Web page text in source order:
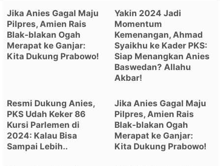
Jika Anies Gagal Maju
Pilpres, Amien Rais
Blak-blakan Ogah
Merapat ke Ganjar:
Kita Dukung Prabowo!
Yakin 2024 Jadi
Momentum
Kemenangan, Ahmad
Syaikhu ke Kader PKS:
Siap Menangkan Anies
Baswedan? Allahu
Akbar!
Resmi Dukung Anies,
PKS Udah Keker 86
Kursi Parlemen di
2024: Kalau Bisa
Sampai Lebih..
Jika Anies Gagal Maju
Pilpres, Amien Rais
Blak-blakan Ogah
Merapat ke Ganjar:
Kita Dukung Prabowo!